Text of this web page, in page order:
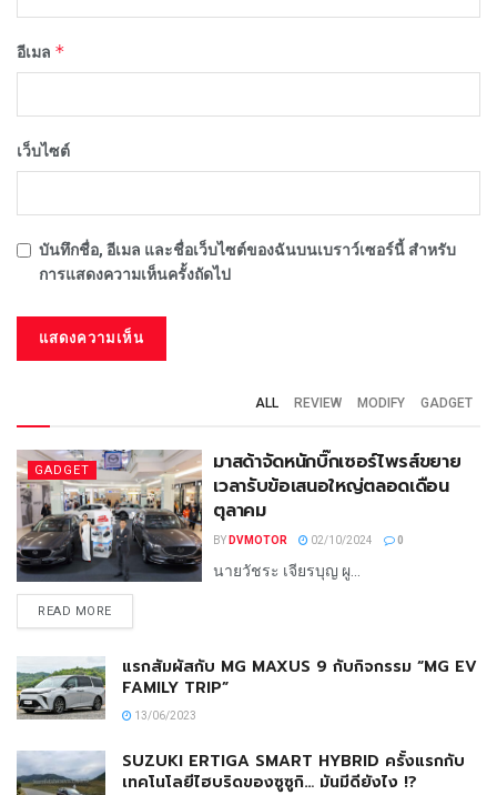
อีเมล *
เว็บไซต์
บันทึกชื่อ, อีเมล และชื่อเว็บไซต์ของฉันบนเบราว์เซอร์นี้ สำหรับ
การแสดงความเห็นครั้งถัดไป
ALL REVIEW MODIFY GADGET
GADGET
มาสด้าจัดหนักบิ๊กเซอร์ไพรส์ขยาย
เวลารับข้อเสนอใหญ่ตลอดเดือน
ตุลาคม
BY DVMOTOR 02/10/2024 0
นายวัชระ เจียรบุญ ผู...
READ MORE
แรกสัมผัสกับ MG MAXUS 9 กับกิจกรรม “MG EV
FAMILY TRIP”
13/06/2023
SUZUKI ERTIGA SMART HYBRID ครั้งแรกกับ
เทคโนโลยีไฮบริดของซูซูกิ… มันมีดียังไง !?